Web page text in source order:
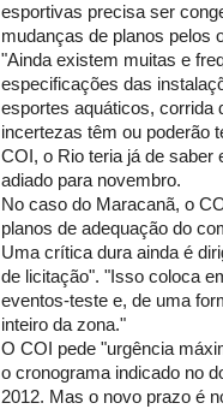
esportivas precisa ser
mudanças de planos pelos
"Ainda existem muitas e
especificações das
esportes aquáticos, corrida
incertezas têm ou poderão
COI, o Rio teria já de saber
adiado para novembro.
No caso do Maracanã, o
planos de adequação do
Uma crítica dura ainda é
de licitação". "Isso coloca
eventos-teste e, de uma
inteiro da zona."
O COI pede "urgência
o cronograma indicado no
2012. Mas o novo prazo é